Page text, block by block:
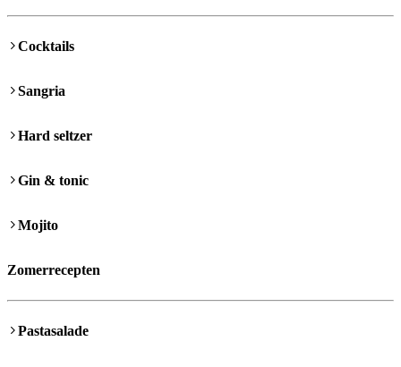
Cocktails
Sangria
Hard seltzer
Gin & tonic
Mojito
Zomerrecepten
Pastasalade